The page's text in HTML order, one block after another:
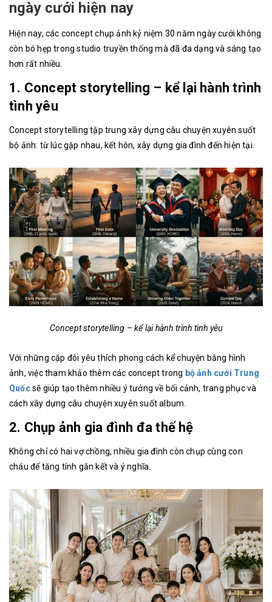
ngày cưới hiện nay
Hiện nay, các concept chụp ảnh kỷ niệm 30 năm ngày cưới không
còn bó hẹp trong studio truyền thống mà đã đa dạng và sáng tạo
hơn rất nhiều.
1. Concept storytelling – kể lại hành trình
tình yêu
Concept storytelling tập trung xây dựng câu chuyện xuyên suốt
bộ ảnh: từ lúc gặp nhau, kết hôn, xây dựng gia đình đến hiện tại.
Concept storytelling – kể lại hành trình tình yêu
Với những cặp đôi yêu thích phong cách kể chuyện bằng hình
ảnh, việc tham khảo thêm các concept trong bộ ảnh cưới Trung
Quốcsẽ giúp tạo thêm nhiều ý tưởng về bối cảnh, trang phục và
cách xây dựng câu chuyện xuyên suốt album.
2. Chụp ảnh gia đình đa thế hệ
Không chỉ có hai vợ chồng, nhiều gia đình còn chụp cùng con
cháu để tăng tính gắn kết và ý nghĩa.